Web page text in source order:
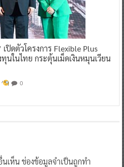
ปิดตัวโครงการ Flexible Plus
นในไทย กระตุ้นเม็ดเงินหมุนเวียน
0
นเห็นช่องข้อมูลจำเป็นถูกทำ